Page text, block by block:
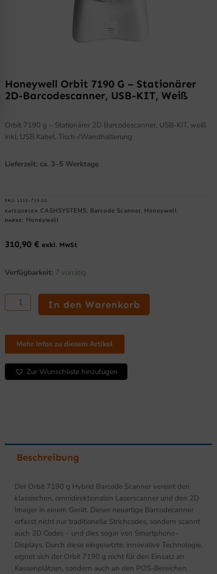
Honeywell Orbit 7190 G – Stationärer
2D-Barcodescanner, USB-KIT, Weiß
Orbit 7190 g – Stationärer 2D Barcodescanner, USB-KIT, weiß
inkl. USB Kabel, Tisch-/Wandhalterung
Lieferzeit: ca. 3–5 Werktage
SKU 1211-719.02
KATEGORIEN CASHSYSTEMS , Barcode Scanner , Honeywell
MARKE: Honeywell
310,90 € exkl. MwSt
Verfügbarkeit: 7 vorrätig
Orbit
g
–
Stationärer
Barcodescanner,
USB-
weiß
Menge
In den Warenkorb
Mehr Infos zu diesem Artikel
Zur Wunschliste hinzufügen
Beschreibung
Der Orbit 7190 g Hybrid Barcode Scanner vereint den
klassischen, omnidirektionalen Laserscanner und den 2D
Imager in einem Gerät. Dieser neuartige Barcodecanner
erfasst nicht nur traditionelle Strichcodes, sondern scannt
auch 2D Codes – und dies sogar von Smartphone-
Displays. Durch diese eingesetzte, innovative Technologie,
eignet sich der Orbit 7190 g nicht für den Einsatz an
Kassenplätzen, sondern auch an den POS-Bereichen.